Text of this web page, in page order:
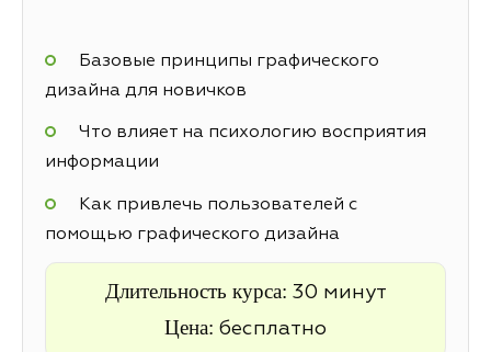
Базовые принципы графического
дизайна для новичков
Что влияет на психологию восприятия
информации
Как привлечь пользователей с
помощью графического дизайна
Длительность курса: 30 минут
Цена: бесплатно